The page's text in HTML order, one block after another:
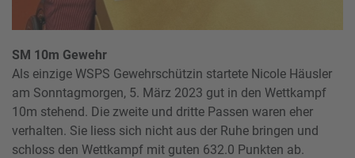
SM 10m Gewehr
Als einzige WSPS Gewehrschützin startete Nicole Häusler
am Sonntagmorgen, 5. März 2023 gut in den Wettkampf
10m stehend. Die zweite und dritte Passen waren eher
verhalten. Sie liess sich nicht aus der Ruhe bringen und
schloss den Wettkampf mit guten 632.0 Punkten ab.